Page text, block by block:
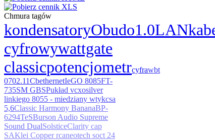
Chmura tagów
kondensatoryObudo1.0LAN
cyfrowywattgate
classicpotencjometrcyfrawbt
0702.11CbethernetIeGO 8085FT-
735SM GBSPukład vcxosilver
linkiego 8055 - miedziany wtykcsa
5,6Classic Harmony BananaBP-
6294TeSBurson Audio Supreme
Sound DualSolsticeClarity cap
SAKlei Copper rcaneotech soct 24